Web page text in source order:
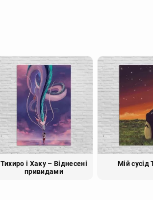
Тихиро і Хаку – Віднесені
привидами
Мій сусід